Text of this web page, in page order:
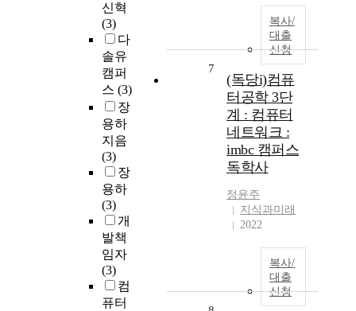
신혁
(3)
다
솔유
캠퍼
스 (3)
장
용하
지음
(3)
장
용하
(3)
개
발책
임자
(3)
컴
퓨터
복사/
대출
신청
7
(독당i)컴퓨
터공학 3단
계 : 컴퓨터
네트워크 :
imbc 캠퍼스
독학사
정윤주
지식과미래
2022
복사/
대출
신청